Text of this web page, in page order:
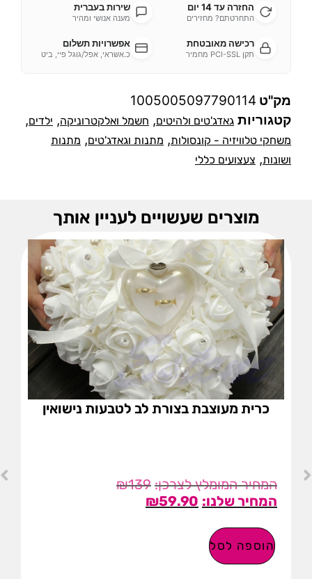
החזרה עד 14 יום
התחרטתם? מחזירים
שירות בעברית
מענה אנושי ומהיר
רכישה מאובטחת
תקן PCI-SSL מחמיר
אפשרויות תשלום
כ.אשראי, אפל/גוגל פיי, ביט
מק"ט 1005005097790114
קטגוריות גאדג'טים ולהיטים, חשמל ואלקטרוניקה, ילדים,
משחקי טלוויזיה - קונסולות, מתנות וגאדג'טים, מתנות
ושונות, צעצועים כללי
מוצרים שעשויים לעניין אותך
כרית מעוצבת בצורת לב לטבעות נישואין
₪139
₪59.90
הוספה לסל